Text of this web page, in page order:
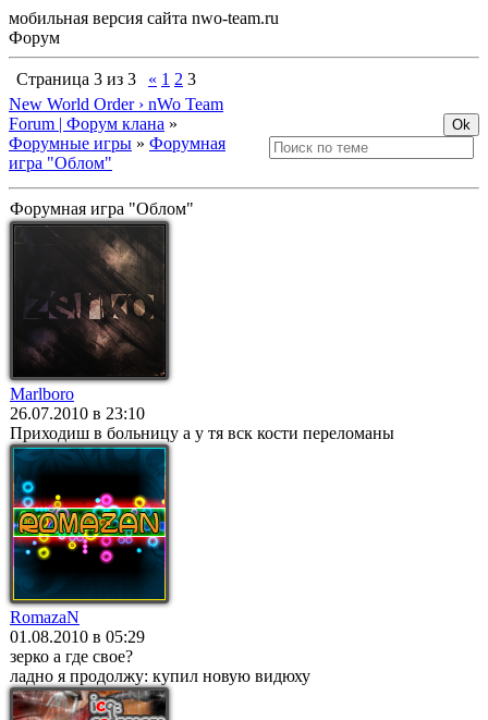
мобильная версия сайта nwo-team.ru
Форум
Страница 3 из 3 « 1 2 3
New World Order › nWo Team
Forum | Форум клана »
Форумные игры » Форумная
игра "Облом"
Форумная игра "Облом"
Marlboro
26.07.2010 в 23:10
Приходиш в больницу а у тя вск кости переломаны
RomazaN
01.08.2010 в 05:29
зерко а где свое?
ладно я продолжу: купил новую видюху